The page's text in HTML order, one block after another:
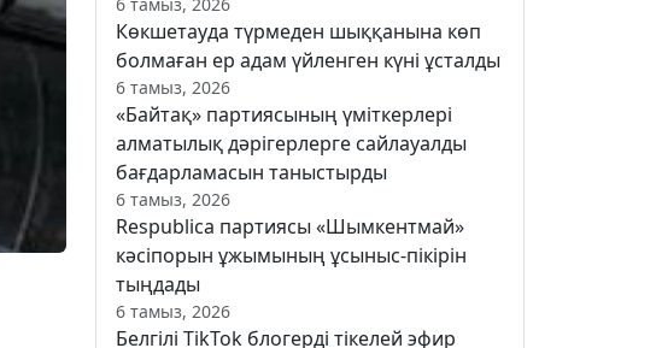
Көкшетауда түрмеден шыққанына көп
болмаған ер адам үйленген күні ұсталды
6 тамыз, 2026
«Байтақ» партиясының үміткерлері
алматылық дәрігерлерге сайлауалды
бағдарламасын таныстырды
6 тамыз, 2026
Respublica партиясы «Шымкентмай»
кәсіпорын ұжымының ұсыныс-пікірін
тыңдады
6 тамыз, 2026
Белгілі TikTok блогерді тікелей эфир